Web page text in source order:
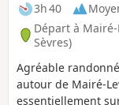
3h 40
Départ à
Sèvres)
Agréable
autour de Mairé-
essentiellement